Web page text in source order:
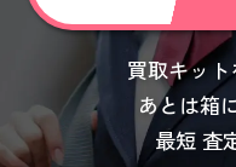
買取キッ
あとは箱
最短 査